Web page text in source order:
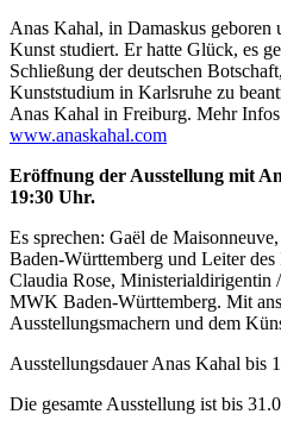
Anas Kahal, in Damaskus geboren
Kunst studiert. Er hatte Glück, es
Schließung der deutschen
Kunststudium in Karlsruhe zu
Anas Kahal in Freiburg. Mehr
www.anaskahal.com
Eröffnung der Ausstellung mit
19:30 Uhr.
Es sprechen: Gaël de
Baden-Württemberg und Leiter
Claudia Rose, Ministerialdirigentin
MWK Baden-Württemberg. Mit
Ausstellungsmachern und dem
Ausstellungsdauer Anas Kahal bis
Die gesamte Ausstellung ist bis